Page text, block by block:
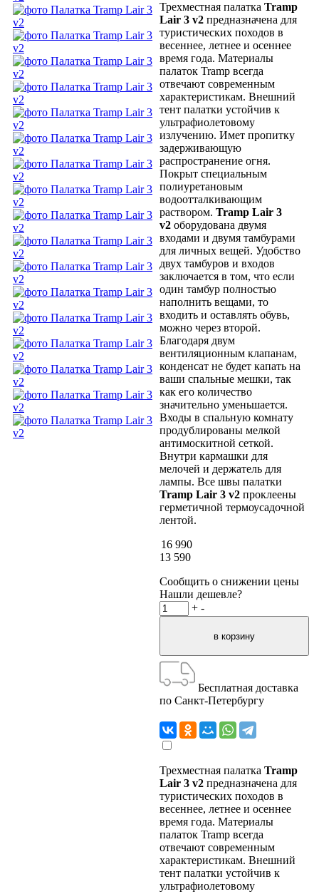
Трехместная палатка Tramp
Lair 3 v2 предназначена для
туристических походов в
весеннее, летнее и осеннее
время года. Материалы
палаток Tramp всегда
отвечают современным
характеристикам. Внешний
тент палатки устойчив к
ультрафиолетовому
излучению. Имет пропитку
задерживающую
распространение огня.
Покрыт специальным
полиуретановым
водоотталкивающим
раствором. Tramp Lair 3
v2 оборудована двумя
входами и двумя тамбурами
для личных вещей. Удобство
двух тамбуров и входов
заключается в том, что если
один тамбур полностью
наполнить вещами, то
входить и оставлять обувь,
можно через второй.
Благодаря двум
вентиляционным клапанам,
конденсат не будет капать на
ваши спальные мешки, так
как его количество
значительно уменьшается.
Входы в спальную комнату
продублированы мелкой
антимоскитной сеткой.
Внутри кармашки для
мелочей и держатель для
лампы. Все швы палатки
Tramp Lair 3 v2 проклеены
герметичной термоусадочной
лентой.
16 990
13 590
Сообщить о снижении цены
Нашли дешевле?
+ -
Бесплатная доставка
по Санкт-Петербургу
Трехместная палатка Tramp
Lair 3 v2 предназначена для
туристических походов в
весеннее, летнее и осеннее
время года. Материалы
палаток Tramp всегда
отвечают современным
характеристикам. Внешний
тент палатки устойчив к
ультрафиолетовому